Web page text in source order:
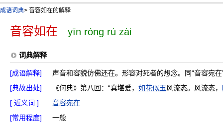
成语词典> 音容如在的解释
音容如在 yīn róng rú zài
词典解释
[成语解释]
声音和容貌仿佛还在。形容对死者的想念。同“音容宛在
[典故出处]
《何典》第八回：“真堪爱， 如花似玉风流态。风流态，
[ 近义词 ]
音容宛在
[常用程度]
一般